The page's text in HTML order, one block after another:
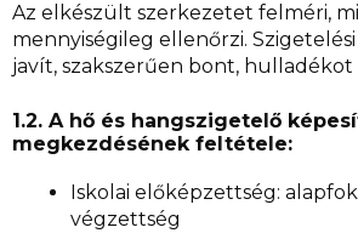
Az elkészült szerkezetet felméri,
mennyiségileg ellenőrzi.
javít, szakszerűen bont, hulladékot
1.2. A hő és hangszigetelő
megkezdésének feltétele:
Iskolai előképzettség:
végzettség